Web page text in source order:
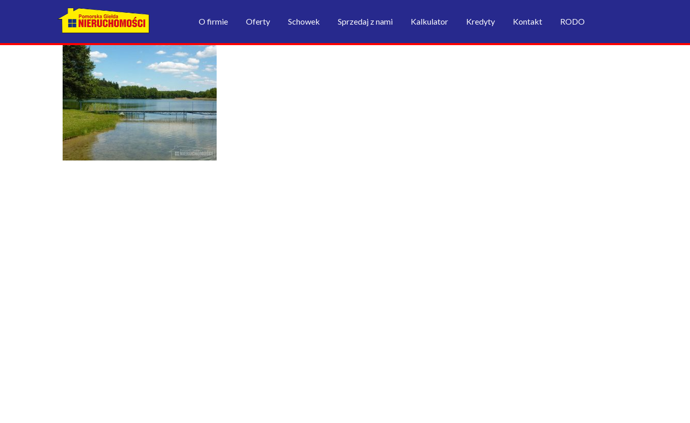
O firmie Oferty Schowek Sprzedaj z nami Kalkulator Kredyty Kontakt RODO